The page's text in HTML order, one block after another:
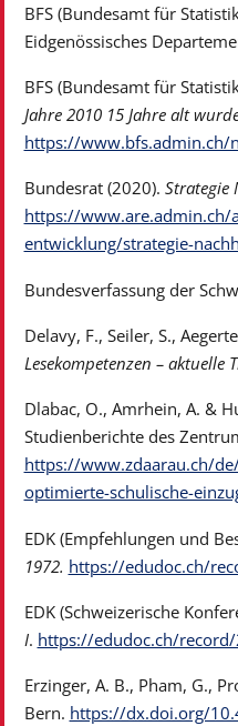
BFS (Bundesamt für
Eidgenössisches
BFS (Bundesamt für
Jahre 2010 15 Jahre alt
https://www.bfs.admin.ch/
Bundesrat (2020). Strategie
https://
entwicklung/strategie-
Bundesverfassung der
Delavy, F., Seiler, S.,
Lesekompetenzen – aktuelle
Dlabac, O., Amrhein, A. &
Studienberichte des
https://www.zdaarau.ch/
optimierte-schulische-
EDK (Empfehlungen und
1972. https://edudoc.ch/
EDK (Schweizerische
I. https://edudoc.ch/
Erzinger, A. B., Pham, G.,
Bern. https://dx.doi.org/